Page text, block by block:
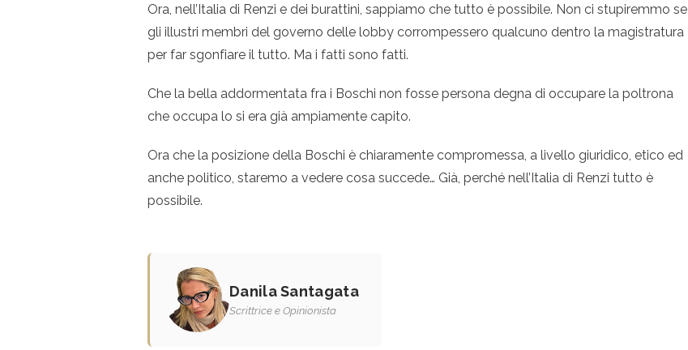
Ora, nell’Italia di Renzi e dei burattini, sappiamo che tutto è possibile. Non ci stupiremmo se
gli illustri membri del governo delle lobby corrompessero qualcuno dentro la magistratura
per far sgonfiare il tutto. Ma i fatti sono fatti.
Che la bella addormentata fra i Boschi non fosse persona degna di occupare la poltrona
che occupa lo si era già ampiamente capito.
Ora che la posizione della Boschi è chiaramente compromessa, a livello giuridico, etico ed
anche politico, staremo a vedere cosa succede… Già, perché nell’Italia di Renzi tutto è
possibile.
Danila Santagata
Scrittrice e Opinionista